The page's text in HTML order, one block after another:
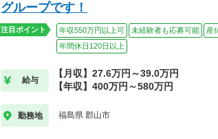
グループです！
注目ポイント 年収550万円以上可 未経験者も応募可能 産
年間休日120日以上
給与
【月収】27.6万円～39.0万円
【年収】400万円～580万円
勤務地 福島県 郡山市